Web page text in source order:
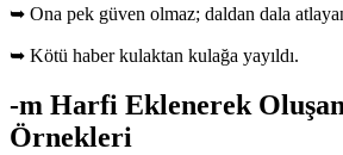
➥ Ona pek güven olmaz; daldan dala
➥ Kötü haber kulaktan kulağa yayıldı.
-m Harfi Eklenerek
Örnekleri